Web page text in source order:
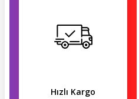
Hızlı Kargo